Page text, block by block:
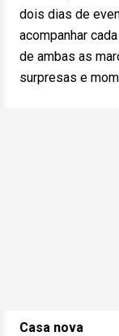
dois dias de
acompanhar
de ambas as
surpresas e
Casa nova